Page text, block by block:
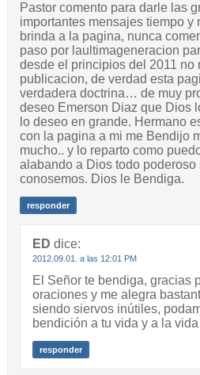
Pastor comento para darle las
importantes mensajes tiempo y
brinda a la pagina, nunca
paso por laultimageneracion
desde el principios del 2011 no
publicacion, de verdad esta
verdadera doctrina… de muy
deseo Emerson Diaz que Dios
lo deseo en grande. Hermano
con la pagina a mi me Bendijo
mucho.. y lo reparto como
alabando a Dios todo poderoso
conosemos. Dios le Bendiga.
responder
ED dice:
2012.09.01. a las 12:01 PM
El Señor te bendiga, gracias
oraciones y me alegra
siendo siervos inútiles,
bendición a tu vida y a la
responder